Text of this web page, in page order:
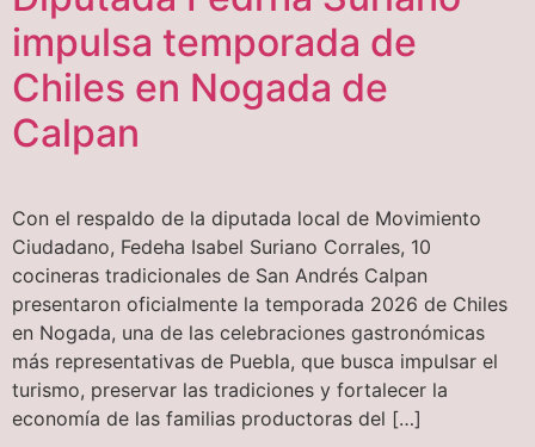
impulsa temporada de
Chiles en Nogada de
Calpan
Con el respaldo de la diputada local de Movimiento
Ciudadano, Fedeha Isabel Suriano Corrales, 10
cocineras tradicionales de San Andrés Calpan
presentaron oficialmente la temporada 2026 de Chiles
en Nogada, una de las celebraciones gastronómicas
más representativas de Puebla, que busca impulsar el
turismo, preservar las tradiciones y fortalecer la
economía de las familias productoras del […]